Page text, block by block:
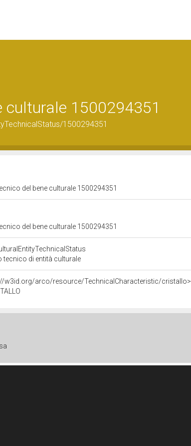
culturale 1500294351
1500294351
del bene culturale 1500294351
del bene culturale 1500294351
tecnico di entità culturale
w3id.org/arco/resource/TechnicalCharacteristic/cristallo>